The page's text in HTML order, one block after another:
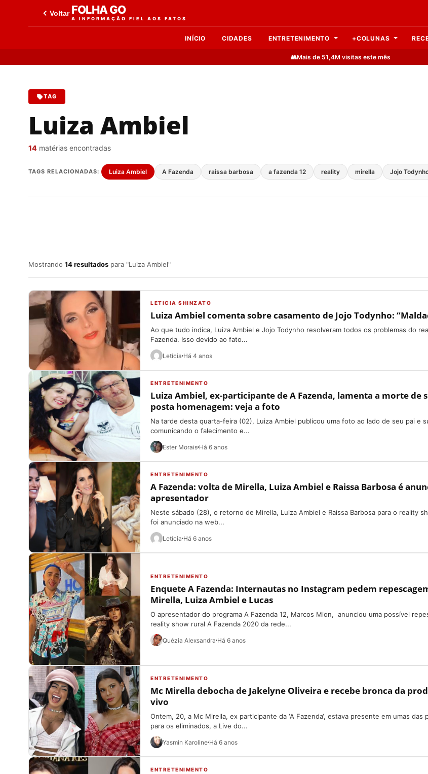
Voltar FOLHA GO
A INFORMAÇÃO FIEL AOS FATOS
INÍCIO CIDADES ENTRETENIMENTO +COLUNAS
👥Mais de 51,4M visitas este mês
TAG
Luiza Ambiel
14 matérias encontradas
TAGS RELACIONADAS: Luiza Ambiel A Fazenda raissa barbosa a fazenda 12 reality mirella Jojo
Mostrando 14 resultados para "Luiza Ambiel"
LETICIA SHINZATO
Luiza Ambiel comenta sobre casamento de Jojo Todynho:
Ao que tudo indica, Luiza Ambiel e Jojo Todynho resolveram todos os problemas do
Fazenda. Isso devido ao fato...
Letícia Há 4 anos
ENTRETENIMENTO
Luiza Ambiel, ex-participante de A Fazenda, lamenta a morte de
posta homenagem: veja a foto
Na tarde desta quarta-feira (02), Luiza Ambiel publicou uma foto ao lado de seu pai e
comunicando o falecimento e...
Ester Morais Há 6 anos
ENTRETENIMENTO
A Fazenda: volta de Mirella, Luiza Ambiel e Raissa Barbosa é
apresentador
Neste sábado (28), o retorno de Mirella, Luiza Ambiel e Raissa Barbosa para o reality
foi anunciado na web...
Letícia Há 6 anos
ENTRETENIMENTO
Enquete A Fazenda: Internautas no Instagram pedem
Mirella, Luiza Ambiel e Lucas
O apresentador do programa A Fazenda 12, Marcos Mion, anunciou uma possível
reality show rural A Fazenda 2020 da rede...
Quézia Alexsandra Há 6 anos
ENTRETENIMENTO
Mc Mirella debocha de Jakelyne Oliveira e recebe bronca da
vivo
Ontem, 20, a Mc Mirella, ex participante da ‘A Fazenda‘, estava presente em umas das
para os eliminados, a Live do...
Yasmin Karoline Há 6 anos
ENTRETENIMENTO